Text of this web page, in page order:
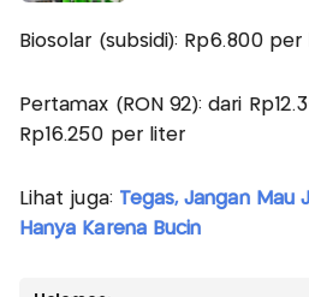
Biosolar (subsidi): Rp6.800 per
Pertamax (RON 92): dari
Rp16.250 per liter
Lihat juga: Tegas, Jangan Mau
Hanya Karena Bucin